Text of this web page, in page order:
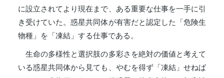
に設立されてより現在まで、ある重要な仕事を一手に引
き受けていた。惑星共同体が有害だと認定した「危険生
物種」を「凍結」する仕事である。
生命の多様性と選択肢の多彩さを絶対の価値と考えて
いる惑星共同体から見ても、やむを得ず「凍結」せねば